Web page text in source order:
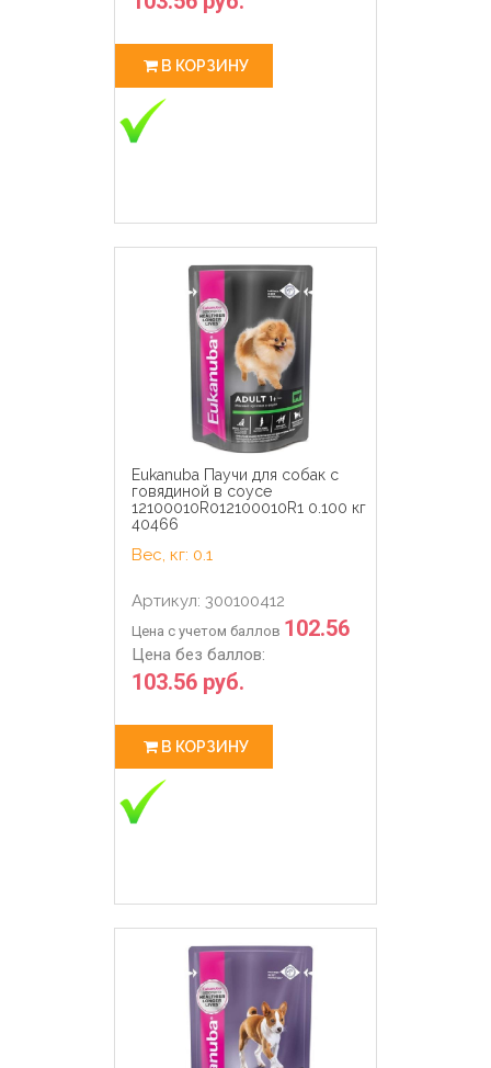
В КОРЗИНУ
Eukanuba Паучи для собак с
говядиной в соусе
12100010R012100010R1 0.100 кг
40466
Вес, кг: 0.1
Артикул: 300100412
Цена с учетом баллов 102.56
Цена без баллов:
103.56 руб.
В КОРЗИНУ